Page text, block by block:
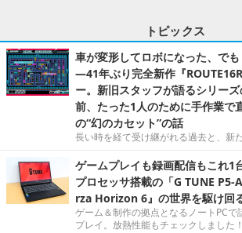
トピックス
車が変形してロボになった、で
―41年ぶり完全新作『
ー。新旧スタッフが語るシリー
前、たった1人のために手作業で
の“幻のカセット”の話
長い時を経て受け継がれる過去と、新
ゲームプレイも録画配信もこれ
プロセッサ搭載の「G TUNE P5-
rza Horizon 6』の世界を駆け回
ゲーム＆制作の拠点となるノートPCで
プレイ。放熱性能もチェックしました！